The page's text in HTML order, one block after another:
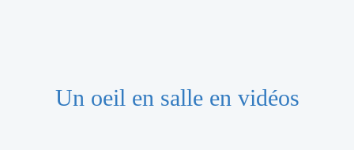
Un oeil en salle en vidéos